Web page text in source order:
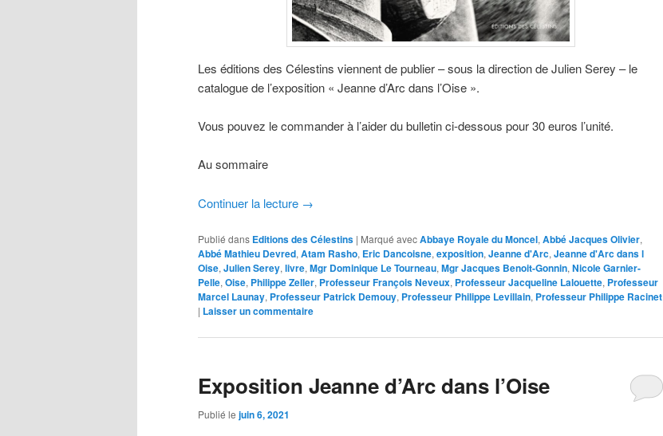
Les éditions des Célestins viennent de publier – sous la direction de Julien Serey – le
catalogue de l’exposition « Jeanne d’Arc dans l’Oise ».
Vous pouvez le commander à l’aider du bulletin ci-dessous pour 30 euros l’unité.
Au sommaire
Continuer la lecture →
Publié dans Editions des Célestins | Marqué avecAbbaye Royale du Moncel, Abbé Jacques Olivier,
Abbé Mathieu Devred, Atam Rasho, Eric Dancoisne, exposition, Jeanne d'Arc, Jeanne d'Arc dans l
Oise, Julien Serey, livre, Mgr Dominique Le Tourneau, Mgr Jacques Benoit-Gonnin, Nicole Garnier-
Pelle, Oise, Philippe Zeller, Professeur François Neveux, Professeur Jacqueline Lalouette, Professeur
Marcel Launay, Professeur Patrick Demouy, Professeur Philippe Levillain, Professeur Philippe Racinet
| Laisser un commentaire
Exposition Jeanne d’Arc dans l’Oise
Publié le juin 6, 2021